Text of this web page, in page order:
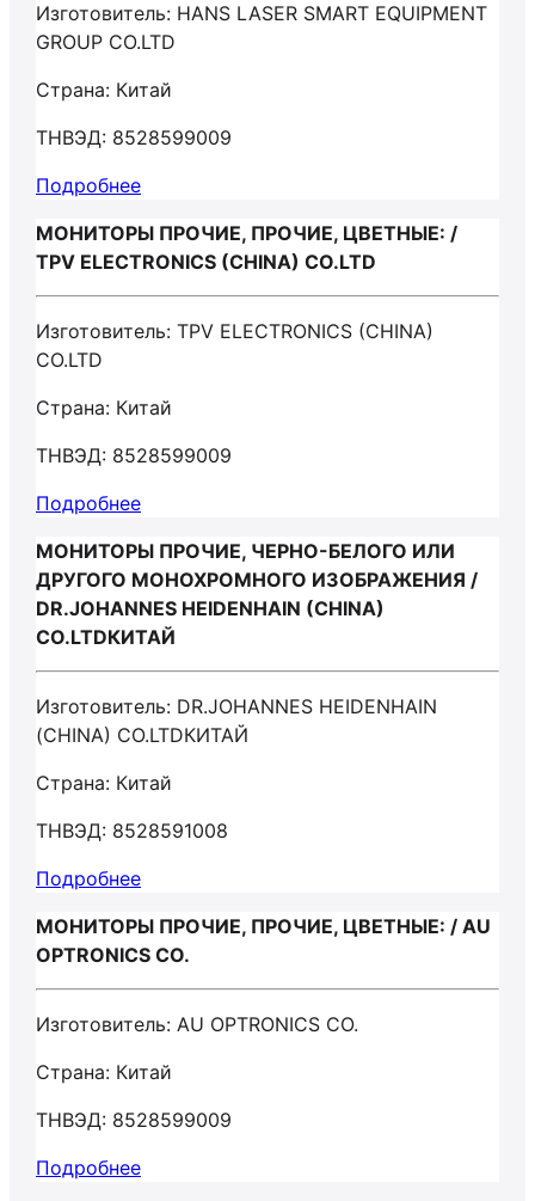
Изготовитель: HANS LASER SMART EQUIPMENT
GROUP CO.LTD
Страна: Китай
ТНВЭД: 8528599009
Подробнее
МОНИТОРЫ ПРОЧИЕ, ПРОЧИЕ, ЦВЕТНЫЕ: /
TPV ELECTRONICS (CHINA) CO.LTD
Изготовитель: TPV ELECTRONICS (CHINA)
CO.LTD
Страна: Китай
ТНВЭД: 8528599009
Подробнее
МОНИТОРЫ ПРОЧИЕ, ЧЕРНО-БЕЛОГО ИЛИ
ДРУГОГО МОНОХРОМНОГО ИЗОБРАЖЕНИЯ /
DR.JOHANNES HEIDENHAIN (CHINA)
CO.LTDКИТАЙ
Изготовитель: DR.JOHANNES HEIDENHAIN
(CHINA) CO.LTDКИТАЙ
Страна: Китай
ТНВЭД: 8528591008
Подробнее
МОНИТОРЫ ПРОЧИЕ, ПРОЧИЕ, ЦВЕТНЫЕ: / AU
OPTRONICS CO.
Изготовитель: AU OPTRONICS CO.
Страна: Китай
ТНВЭД: 8528599009
Подробнее